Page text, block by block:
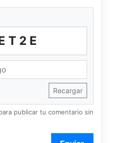
Recargar
publicar tu comentario sin